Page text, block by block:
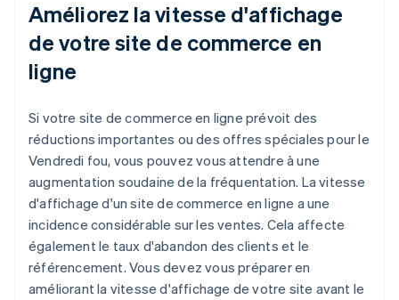
Améliorez la vitesse d'affichage
de votre site de commerce en
ligne
Si votre site de commerce en ligne prévoit des
réductions importantes ou des offres spéciales pour le
Vendredi fou, vous pouvez vous attendre à une
augmentation soudaine de la fréquentation. La vitesse
d'affichage d'un site de commerce en ligne a une
incidence considérable sur les ventes. Cela affecte
également le taux d'abandon des clients et le
référencement. Vous devez vous préparer en
améliorant la vitesse d'affichage de votre site avant le